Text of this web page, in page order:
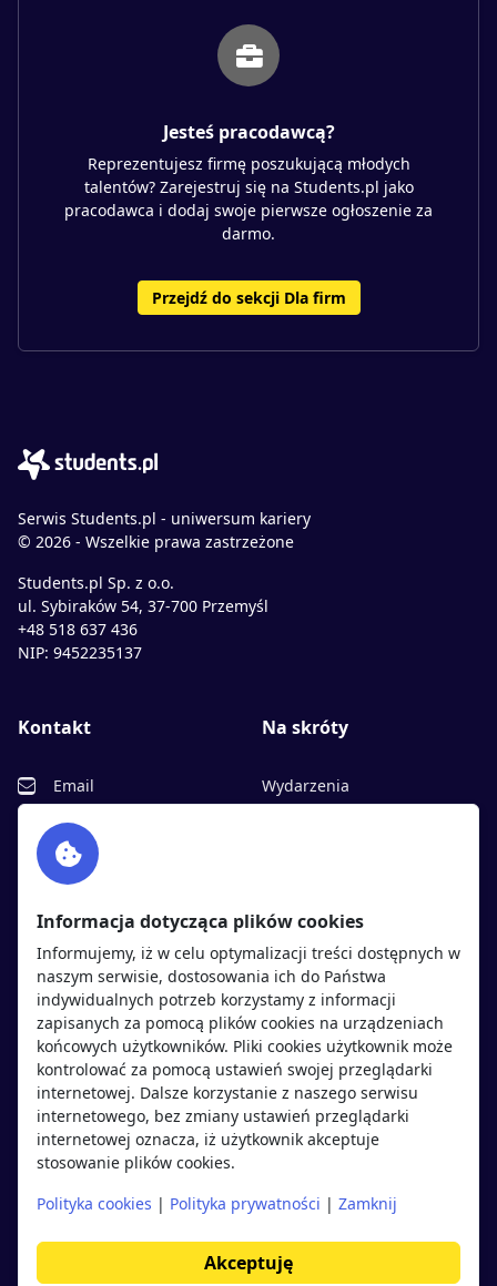
Jesteś pracodawcą?
Reprezentujesz firmę poszukującą młodych
talentów? Zarejestruj się na Students.pl jako
pracodawca i dodaj swoje pierwsze ogłoszenie za
darmo.
Przejdź do sekcji Dla firm
Serwis Students.pl - uniwersum kariery
© 2026 - Wszelkie prawa zastrzeżone
Students.pl Sp. z o.o.
ul. Sybiraków 54, 37-700 Przemyśl
+48 518 637 436
NIP: 9452235137
Kontakt
Email
Facebook
Twitter
Na skróty
Wydarzenia
Polityka cookies
Polityka prywatności
Kandydaci
Regulamin kandydata
Oferty pracy
Pracodawcy
Opinie o pracodawcach
Blog
Pracodawcy
Regulamin pracodawcy
Dodaj ogłoszenie
Informacja dotycząca plików cookies
Informujemy, iż w celu optymalizacji treści dostępnych w
naszym serwisie, dostosowania ich do Państwa
indywidualnych potrzeb korzystamy z informacji
zapisanych za pomocą plików cookies na urządzeniach
końcowych użytkowników. Pliki cookies użytkownik może
kontrolować za pomocą ustawień swojej przeglądarki
internetowej. Dalsze korzystanie z naszego serwisu
internetowego, bez zmiany ustawień przeglądarki
internetowej oznacza, iż użytkownik akceptuje
stosowanie plików cookies.
Polityka cookies | Polityka prywatności | Zamknij
Akceptuję